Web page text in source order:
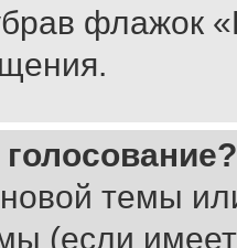
флажок
темы
(если